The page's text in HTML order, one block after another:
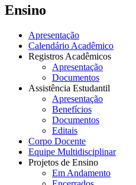
Ensino
Apresentação
Calendário Acadêmico
Registros Acadêmicos
Apresentação
Documentos
Assistência Estudantil
Apresentação
Benefícios
Documentos
Editais
Corpo Docente
Equipe Multidisciplinar
Projetos de Ensino
Em Andamento